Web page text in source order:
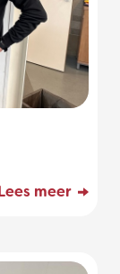
meer